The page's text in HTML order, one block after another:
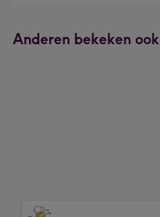
Anderen bekeken ook